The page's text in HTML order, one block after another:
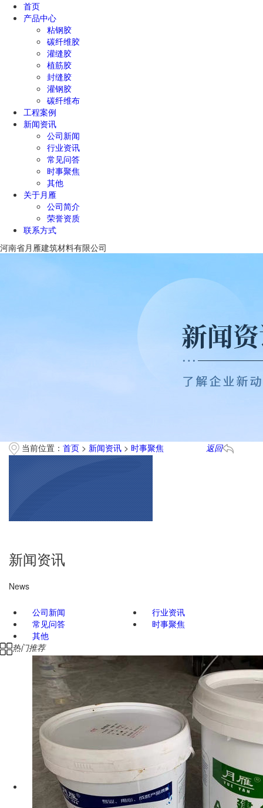
首页
产品中心
粘钢胶
碳纤维胶
灌缝胶
植筋胶
封缝胶
灌钢胶
碳纤维布
工程案例
新闻资讯
公司新闻
行业资讯
常见问答
时事聚焦
其他
关于月雁
公司简介
荣誉资质
联系方式
河南省月雁建筑材料有限公司
当前位置： 首页 > 新闻资讯 > 时事聚焦 返回
新闻资讯
News
公司新闻
行业资讯
常见问答
时事聚焦
其他
热门推荐